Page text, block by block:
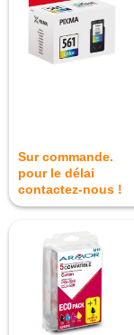
Sur commande.
pour le délai
contactez-nous !